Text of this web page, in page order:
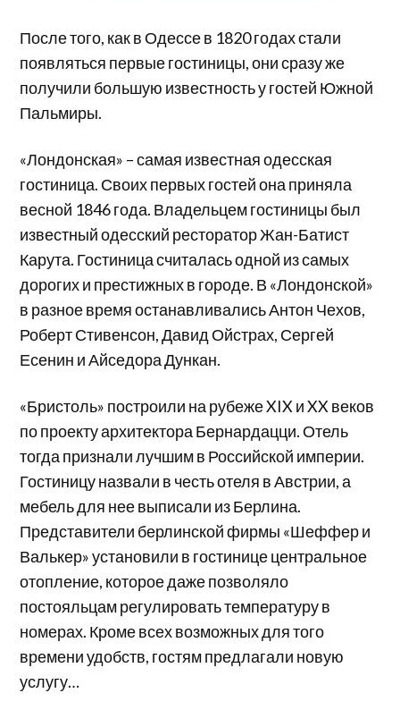
После того, как в Одессе в 1820 годах стали
появляться первые гостиницы, они сразу же
получили большую известность у гостей Южной
Пальмиры.
«Лондонская» – самая известная одесская
гостиница. Своих первых гостей она приняла
весной 1846 года. Владельцем гостиницы был
известный одесский ресторатор Жан-Батист
Карута. Гостиница считалась одной из самых
дорогих и престижных в городе. В «Лондонской»
в разное время останавливались Антон Чехов,
Роберт Стивенсон, Давид Ойстрах, Сергей
Есенин и Айседора Дункан.
«Бристоль» построили на рубеже XIX и XX веков
по проекту архитектора Бернардацци. Отель
тогда признали лучшим в Российской империи.
Гостиницу назвали в честь отеля в Австрии, а
мебель для нее выписали из Берлина.
Представители берлинской фирмы «Шеффер и
Валькер» установили в гостинице центральное
отопление, которое даже позволяло
постояльцам регулировать температуру в
номерах. Кроме всех возможных для того
времени удобств, гостям предлагали новую
услугу…